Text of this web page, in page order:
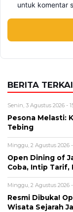
untuk komentar
BERITA
Senin, 3 Agustus 2026 -
Pesona Melasti:
Tebing
Minggu, 2 Agustus 2026 -
Open Dining of
Coba, Intip Tarif,
Minggu, 2 Agustus 2026
Resmi Dibuka!
Wisata Sejarah